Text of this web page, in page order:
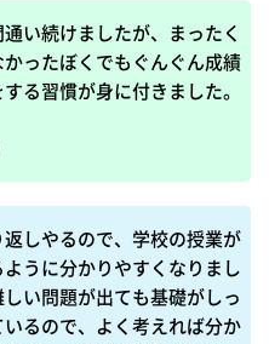
い続けましたが、まったく
ったぼくでもぐんぐん成績
る習慣が身に付きました。
しやるので、学校の授業が
うに分かりやすくなりまし
い問題が出ても基礎がしっ
るので、よく考えれば分か